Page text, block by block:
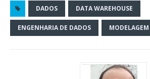
DADOS DATA WAREHOUSE
ENGENHARIA DE DADOS